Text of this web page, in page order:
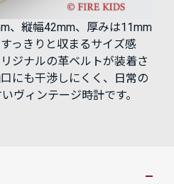
、縦幅42mm、厚みは11mm
っきりと収まるサイズ感
ジナルの革ベルトが装着さ
にも干渉しにくく、日常の
ヴィンテージ時計です。